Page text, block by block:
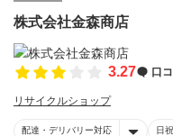
株式会社金森商店
3.27 口
リサイクルショップ
配達・デリバリー対応 日